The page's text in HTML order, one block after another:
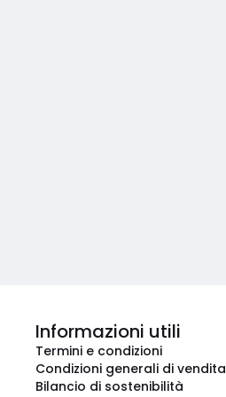
Informazioni utili
Termini e condizioni
Condizioni generali di vendita
Bilancio di sostenibilità